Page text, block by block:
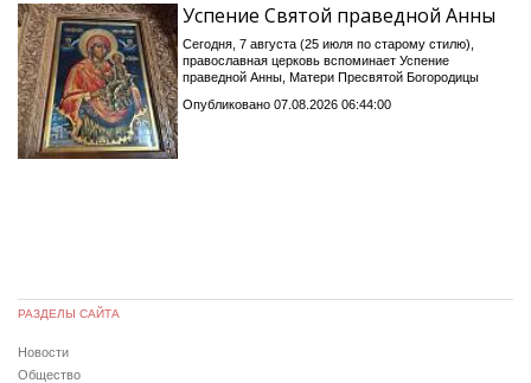
Успение Святой праведной Анны
Сегодня, 7 августа (25 июля по старому стилю),
православная церковь вспоминает Успение
праведной Анны, Матери Пресвятой Богородицы
Опубликовано 07.08.2026 06:44:00
РАЗДЕЛЫ САЙТА
Новости
Общество